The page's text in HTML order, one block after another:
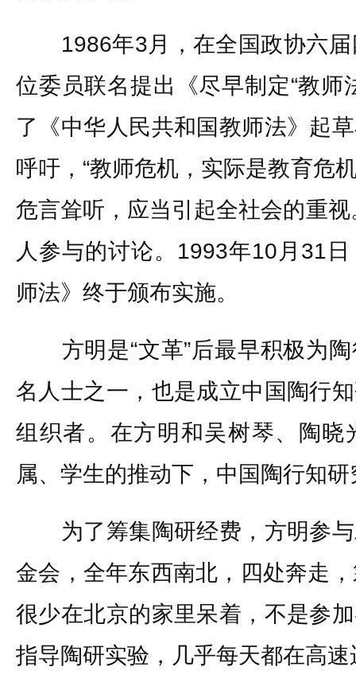
1986年3月，在全国政协六届
位委员联名提出《尽早制定“教师
了《中华人民共和国教师法》起
呼吁，“教师危机，实际是教育危
危言耸听，应当引起全社会的重
人参与的讨论。1993年10月31
师法》终于颁布实施。
方明是“文革”后最早积极为陶
名人士之一，也是成立中国陶行
组织者。在方明和吴树琴、陶晓
属、学生的推动下，中国陶行知
为了筹集陶研经费，方明参与
金会，全年东西南北，四处奔走
很少在北京的家里呆着，不是参
指导陶研实验，几乎每天都在高